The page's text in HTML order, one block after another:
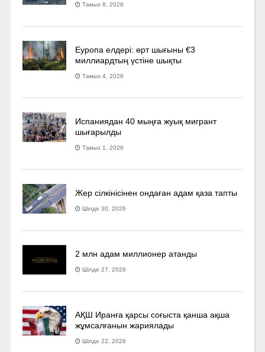
Тамыз 8, 2026
Еуропа елдері: өрт шығыны €3
миллиардтың үстіне шықты
Тамыз 4, 2026
Испаниядан 40 мыңға жуық мигрант
шығарылды
Тамыз 1, 2026
Жер сілкінісінен ондаған адам қаза тапты
Шілде 30, 2026
2 млн адам миллионер атанды
Шілде 27, 2026
АҚШ Иранға қарсы соғыста қанша ақша
жұмсалғанын жариялады
Шілде 22, 2026